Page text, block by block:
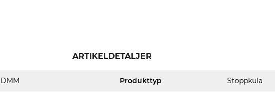
ARTIKELDETALJER
DMM Produkttyp Stoppkula